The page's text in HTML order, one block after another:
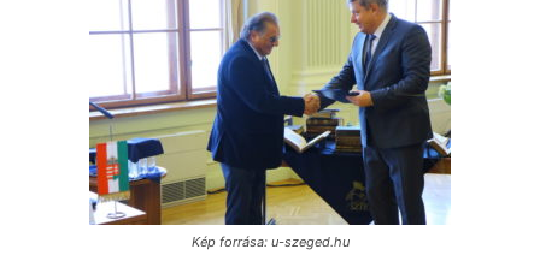
Kép forrása: u-szeged.hu